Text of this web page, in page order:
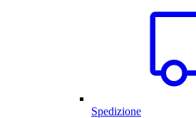
Spedizione